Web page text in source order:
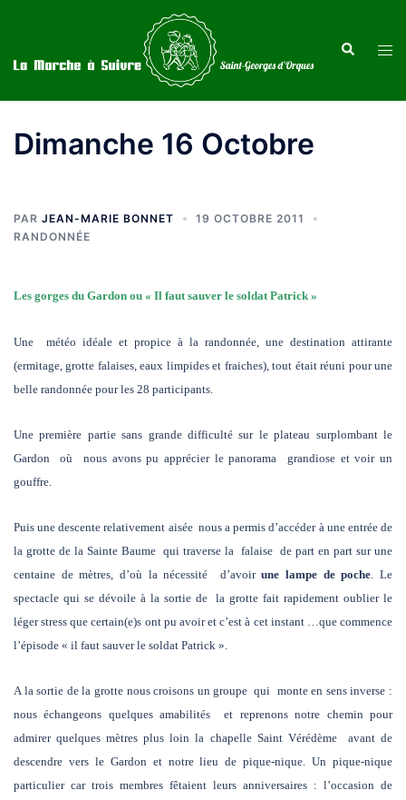
contenu
Dimanche 16 Octobre
PAR JEAN-MARIE BONNET
19 OCTOBRE 2011
RANDONNÉE
Les gorges du Gardon ou « Il faut sauver le soldat Patrick »
Une météo idéale et propice à la randonnée, une destination attirante
(ermitage, grotte falaises, eaux limpides et fraiches), tout était réuni pour une
belle randonnée pour les 28 participants.
Une première partie sans grande difficulté sur le plateau surplombant le
Gardon où nous avons pu apprécier le panorama grandiose et voir un
gouffre.
Puis une descente relativement aisée nous a permis d’accéder à une entrée de
la grotte de la Sainte Baume qui traverse la falaise de part en part sur une
centaine de mètres, d’où la nécessité d’avoirune lampe de poche . Le
spectacle qui se dévoile à la sortie de la grotte fait rapidement oublier le
léger stress que certain(e)s ont pu avoir et c’est à cet instant …que commence
l’épisode « il faut sauver le soldat Patrick ».
A la sortie de la grotte nous croisons un groupe qui monte en sens inverse :
nous échangeons quelques amabilités et reprenons notre chemin pour
admirer quelques mètres plus loin la chapelle Saint Vérédème avant de
descendre vers le Gardon et notre lieu de pique-nique. Un pique-nique
particulier car trois membres fêtaient leurs anniversaires : l’occasion de